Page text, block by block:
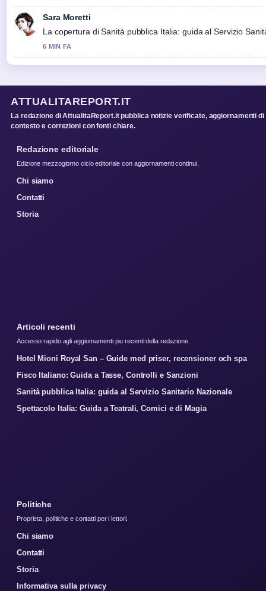
Sara Moretti
La copertura di Sanità pubblica Italia: guida al Servizio
6 MIN FA
ATTUALITAREPORT.IT
La redazione di AttualitaReport.it pubblica notizie verificate, aggiornamenti di
contesto e correzioni con fonti chiare.
Redazione editoriale
Edizione mezzogiorno ciclo editoriale con aggiornamenti continui.
Chi siamo
Contatti
Storia
Articoli recenti
Accesso rapido agli aggiornamenti piu recenti della redazione.
Hotel Mioni Royal San – Guide med priser, recensioner och spa
Fisco Italiano: Guida a Tasse, Controlli e Sanzioni
Sanità pubblica Italia: guida al Servizio Sanitario Nazionale
Spettacolo Italia: Guida a Teatrali, Comici e di Magia
Politiche
Proprieta, politiche e contatti per i lettori.
Chi siamo
Contatti
Storia
Informativa sulla privacy